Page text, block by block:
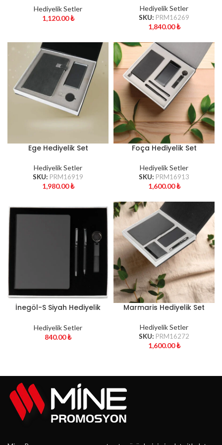
Hediyelik Setler
1,120.00₺
Hediyelik Setler
SKU: PRM16269
1,840.00₺
Ege Hediyelik Set
Hediyelik Setler
SKU: PRM16919
1,980.00₺
Foça Hediyelik Set
Hediyelik Setler
SKU: PRM16913
1,600.00₺
İnegöl-S Siyah Hediyelik
Hediyelik Setler
840.00₺
Marmaris Hediyelik Set
Hediyelik Setler
SKU: PRM16272
1,600.00₺